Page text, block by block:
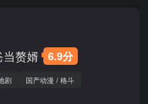
赘婿 6.9分
剧 国产动漫 / 格斗